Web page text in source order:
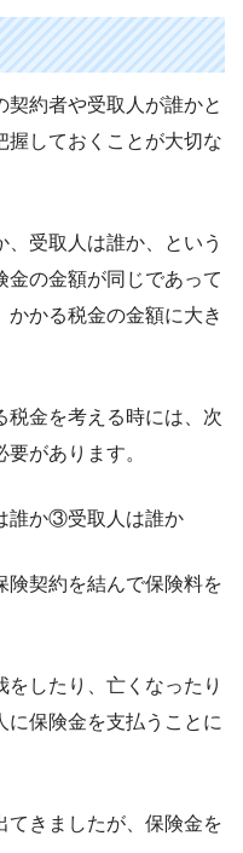
契約者や受取人が誰かと
握しておくことが大切な
受取人は誰か、という
金の金額が同じであって
かかる税金の金額に大き
税金を考える時には、次
があります。
誰か③受取人は誰か
険契約を結んで保険料を
したり、亡くなったり
に保険金を支払うことに
てきましたが、保険金を